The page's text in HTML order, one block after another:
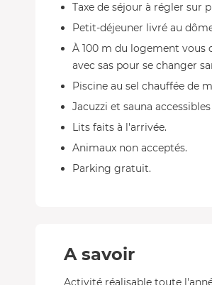
Taxe de séjour à régler sur
Petit-déjeuner livré au
À 100 m du logement vous
avec sas pour se changer
Piscine au sel chauffée de
Jacuzzi et sauna
Lits faits à l'arrivée.
Animaux non acceptés.
Parking gratuit.
A savoir
Activité réalisable toute